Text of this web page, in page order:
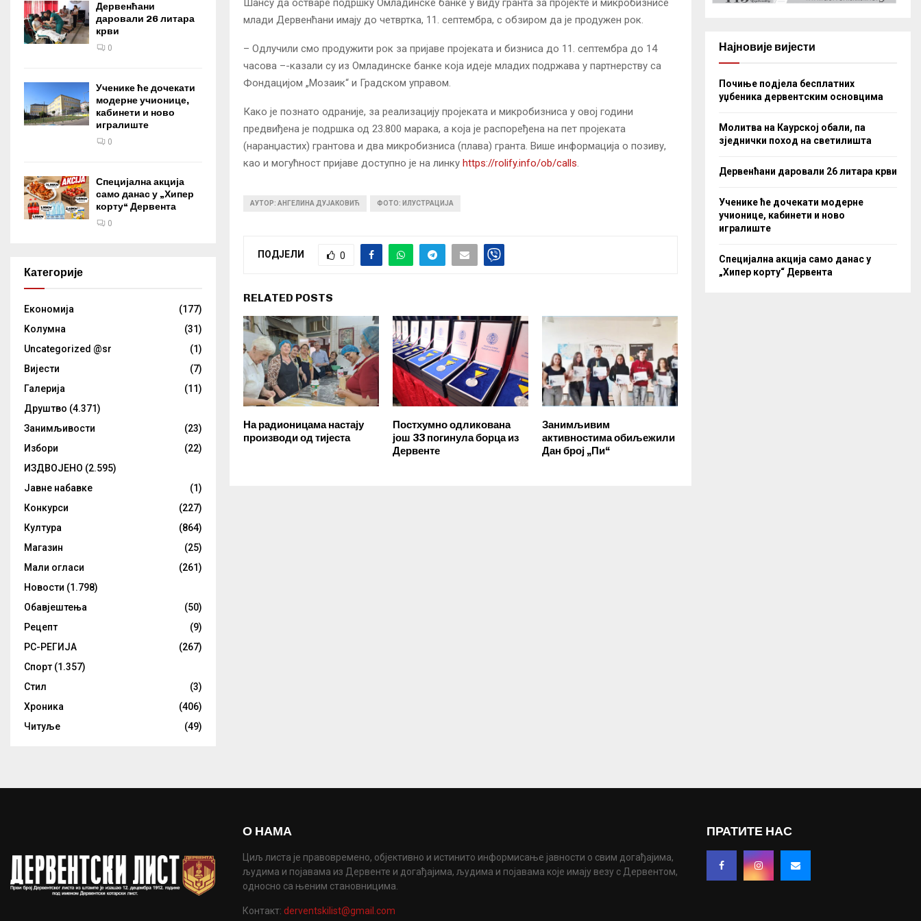
Шансу да остваре подршку Омладинске банке у виду гранта за пројекте и микробизнисе
млади Дервенћани имају до четвртка, 11. септембра, с обзиром да је продужен рок.
– Одлучили смо продужити рок за пријаве пројеката и бизниса до 11. септембра до 14
часова –-казали су из Омладинске банке која идеје младих подржава у партнерству са
Фондацијом „Мозаик“ и Градском управом.
Како је познато одраније, за реализацију пројеката и микробизниса у овој години
предвиђена је подршка од 23.800 марака, а која је распоређена на пет пројеката
(наранџастих) грантова и два микробизниса (плава) гранта. Више информација о позиву,
као и могућност пријаве доступно је на линку https://rolify.info/ob/calls.
АУТОР: АНГЕЛИНА ДУЈАКОВИЋ ФОТО: ИЛУСТРАЦИЈА
ПОДЈЕЛИ 0
RELATED POSTS
На радионицама настају
производи од тијеста
Постхумно одликована
још 33 погинула борца из
Дервенте
Занимљивим
активностима обиљежили
Дан број „Пи“
Дервенћани
даровали 26 литара
крви
0
Ученике ће дочекати
модерне учионице,
кабинети и ново
игралиште
0
Специјална акција
само данас у „Хипер
корту“ Дервента
0
Категорије
Eкономија
(177)
Kолумнa
(31)
Uncategorized @sr
(1)
Вијести
(7)
Галерија
(11)
Друштво (4.371)
Занимљивости
(23)
Избори
(22)
ИЗДВОЈЕНО (2.595)
Јавне набавке
(1)
Конкурси
(227)
Култура
(864)
Магазин
(25)
Мали огласи
(261)
Новости (1.798)
Обавјештења
(50)
Рецепт
(9)
РС-РЕГИЈА
(267)
Спорт (1.357)
Стил
(3)
Хроника
(406)
Читуље
(49)
Најновије вијести
Почиње подјела бесплатних
уџбеника дервентским основцима
Молитва на Каурској обали, па
зједнички поход на светилишта
Дервенћани даровали 26 литара крви
Ученике ће дочекати модерне
учионице, кабинети и ново
игралиште
Специјална акција само данас у
„Хипер корту“ Дервента
О НАМА
Циљ листа је правовремено, објективно и истинито информисање јавности о свим догађајима,
људима и појавама из Дервенте и догађајима, људима и појавама које имају везу с Дервентом,
односно са њеним становницима.
Контакт: derventskilist@gmail.com
ПРАТИТЕ НАС